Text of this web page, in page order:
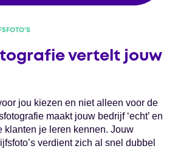
vertelt jouw
jou kiezen en niet alleen voor de
maakt jouw bedrijf ‘echt’ en
klanten je leren kennen. Jouw
verdient zich al snel dubbel